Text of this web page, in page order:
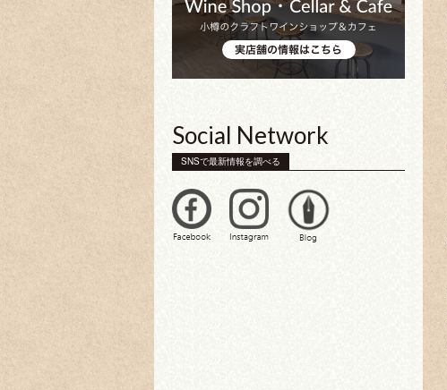
Social Network
SNSで最新情報を調べる